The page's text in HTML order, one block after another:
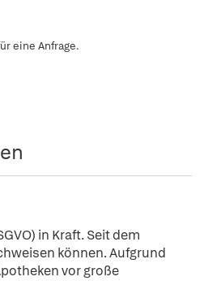
eine Anfrage.
in Kraft. Seit dem
können. Aufgrund
vor große